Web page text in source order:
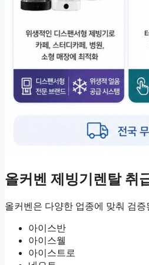
올커벤 제빙기렌탈 취
올커벤은 다양한 업종에 맞춰 검
아이스반
아이스웰
아이스트로